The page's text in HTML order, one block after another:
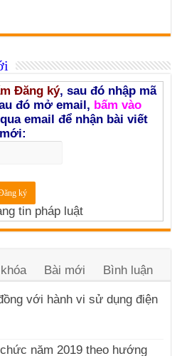
Đăng ký, sau đó nhập mã
đó mở email, bấm vào
email để nhận bài viết
mới:
tin pháp luật
Bài mới Bình luận
với hành vi sử dụng điện
năm 2019 theo hướng